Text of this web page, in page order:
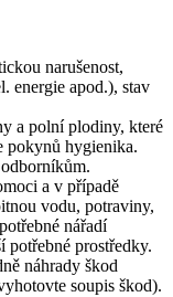
narušenost,
energie apod.), stav
a polní plodiny, které
pokynů hygienika.
a v případě
vodu, potraviny,
nářadí
prostředky.
náhrady škod
soupis škod).